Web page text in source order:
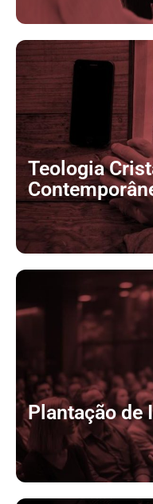
Teologia
Plantação de